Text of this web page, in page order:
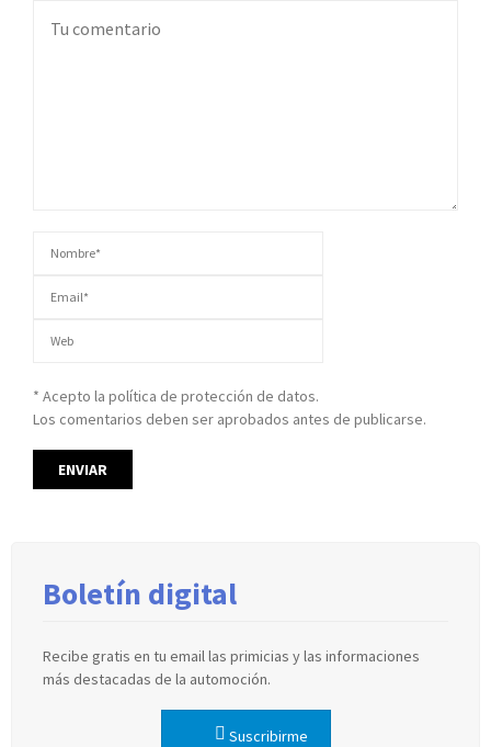
* Acepto la política de protección de datos.
Los comentarios deben ser aprobados antes de publicarse.
Boletín digital
Recibe gratis en tu email las primicias y las informaciones
más destacadas de la automoción.
Suscribirme